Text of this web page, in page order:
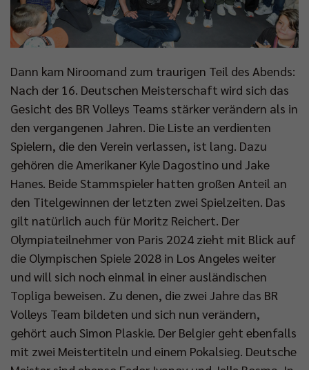
Dann kam Niroomand zum traurigen Teil des Abends:
Nach der 16. Deutschen Meisterschaft wird sich das
Gesicht des BR Volleys Teams stärker verändern als in
den vergangenen Jahren. Die Liste an verdienten
Spielern, die den Verein verlassen, ist lang. Dazu
gehören die Amerikaner Kyle Dagostino und Jake
Hanes. Beide Stammspieler hatten großen Anteil an
den Titelgewinnen der letzten zwei Spielzeiten. Das
gilt natürlich auch für Moritz Reichert. Der
Olympiateilnehmer von Paris 2024 zieht mit Blick auf
die Olympischen Spiele 2028 in Los Angeles weiter
und will sich noch einmal in einer ausländischen
Topliga beweisen. Zu denen, die zwei Jahre das BR
Volleys Team bildeten und sich nun verändern,
gehört auch Simon Plaskie. Der Belgier geht ebenfalls
mit zwei Meistertiteln und einem Pokalsieg. Deutsche